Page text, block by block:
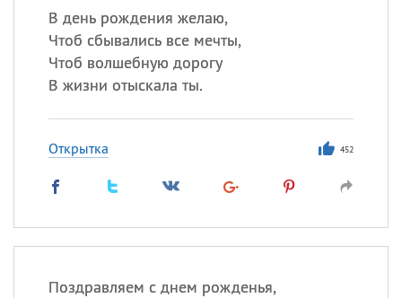
В день рождения желаю,
Чтоб сбывались все мечты,
Чтоб волшебную дорогу
В жизни отыскала ты.
Открытка 452
Поздравляем с днем рожденья,